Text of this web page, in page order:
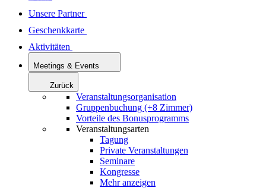
Unsere Partner
Geschenkkarte
Aktivitäten
Meetings & Events
Zurück
Veranstaltungsorganisation
Gruppenbuchung (+8 Zimmer)
Vorteile des Bonusprogramms
Veranstaltungsarten
Tagung
Private Veranstaltungen
Seminare
Kongresse
Mehr anzeigen